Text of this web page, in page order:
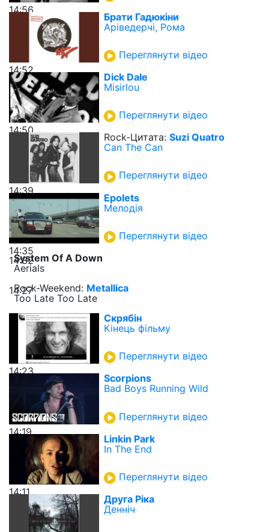
14:56
14:52
Брати Гадюкіни
Аріведерчі, Рома
Переглянути відео
14:50
Dick Dale
Misirlou
Переглянути відео
14:39
Rock-Цитата: Suzi Quatro
Can The Can
Переглянути відео
14:35
Epolets
Мелодія
Переглянути відео
14:32
System Of A Down
Aerials
14:27
Rock-Weekend: Metallica
Too Late Too Late
14:23
Скрябін
Кінець фільму
Переглянути відео
14:19
Scorpions
Bad Boys Running Wild
Переглянути відео
14:11
Linkin Park
In The End
Переглянути відео
Друга Ріка
Денніч